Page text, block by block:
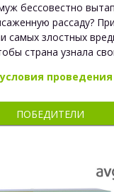
бессовестно
рассаду?
самых злостных
страна узнала
проведения
ПОБЕДИТЕЛИ